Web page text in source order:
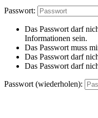
Passwort:
Das Passwort darf
Informationen sein.
Das Passwort muss
Das Passwort darf
Das Passwort darf
Passwort (wiederholen):